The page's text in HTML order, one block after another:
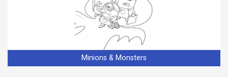
Minions & Monsters